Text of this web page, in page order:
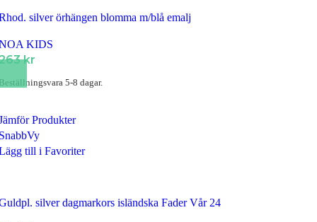
silver örhängen blomma m/blå emalj
KIDS
kr
5-8 dagar.
Produkter
till i Favoriter
silver dagmarkors isländska Fader Vår 24